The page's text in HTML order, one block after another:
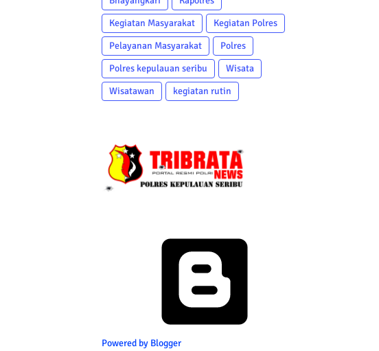
Kegiatan Masyarakat
Kegiatan Polres
Pelayanan Masyarakat
Polres
Polres kepulauan seribu
Wisata
Wisatawan
kegiatan rutin
Powered by Blogger